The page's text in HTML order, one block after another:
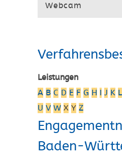
Webcam
Leistungen
A B C D E F G H I J K L
U V W X Y Z
Baden-